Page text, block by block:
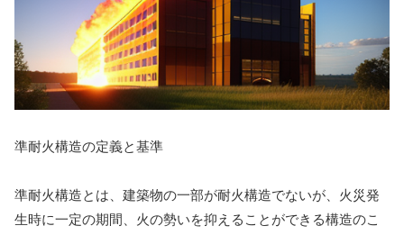
準耐火構造の定義と基準
準耐火構造とは、建築物の一部が耐火構造でないが、火災発
生時に一定の期間、火の勢いを抑えることができる構造のこ